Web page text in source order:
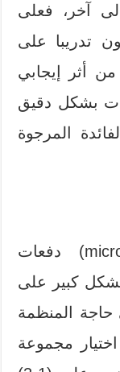
آخر، فعلى
تدريبا على
أثر إيجابي
بشكل دقيق
المرجوة
يقدم التدريب المصغر(micro training) دفعات
كبير على
حاجة المنظمة
مجموعة